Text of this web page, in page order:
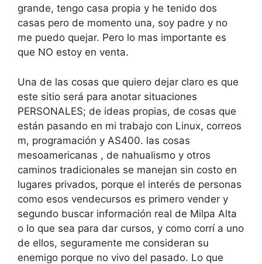
grande, tengo casa propia y he tenido dos
casas pero de momento una, soy padre y no
me puedo quejar. Pero lo mas importante es
que NO estoy en venta.
Una de las cosas que quiero dejar claro es que
este sitio será para anotar situaciones
PERSONALES; de ideas propias, de cosas que
están pasando en mi trabajo con Linux, correos
m, programación y AS400. las cosas
mesoamericanas , de nahualismo y otros
caminos tradicionales se manejan sin costo en
lugares privados, porque el interés de personas
como esos vendecursos es primero vender y
segundo buscar información real de Milpa Alta
o lo que sea para dar cursos, y como corrí a uno
de ellos, seguramente me consideran su
enemigo porque no vivo del pasado. Lo que